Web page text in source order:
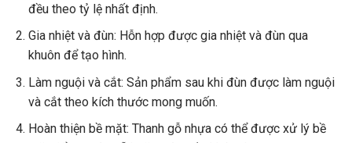
đều theo tỷ lệ nhất định.
Gia nhiệt và đùn: Hỗn hợp được gia nhiệt và đùn qua
khuôn để tạo hình.
Làm nguội và cắt: Sản phẩm sau khi đùn được làm nguội
và cắt theo kích thước mong muốn.
Hoàn thiện bề mặt: Thanh gỗ nhựa có thể được xử lý bề